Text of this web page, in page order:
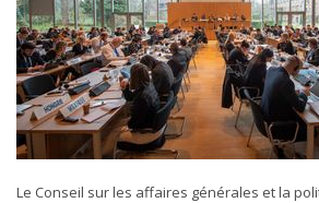
Le Conseil sur les affaires générales et la